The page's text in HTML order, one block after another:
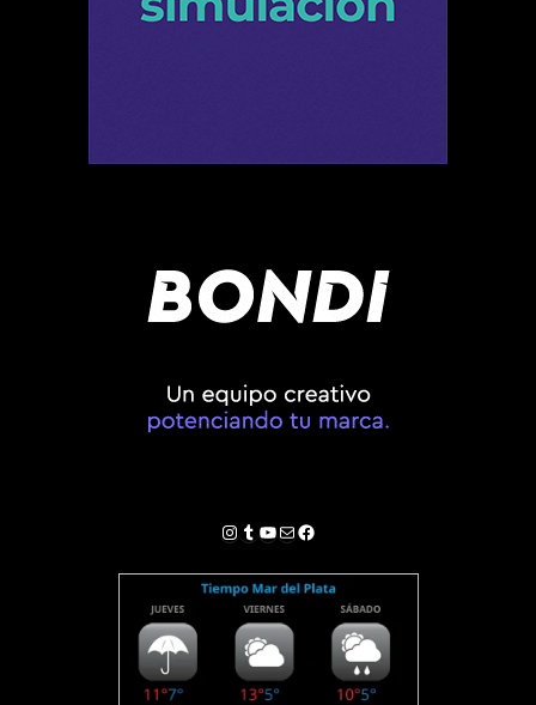
Instagram
Tumblr
YouTube
Correo electrónico
Facebook